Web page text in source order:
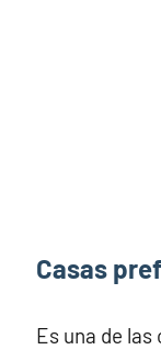
Casas
Es una de